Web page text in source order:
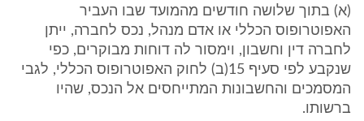
(א) בתוך שלושה חודשים מהמועד שבו העביר
האפוטרופוס הכללי או אדם מנהל, נכס לחברה, ייתן
לחברה דין וחשבון, וימסור לה דוחות מבוקרים, כפי
שנקבע לפי סעיף 15(ב) לחוק האפוטרופוס הכללי, לגבי
המסמכים והחשבונות המתייחסים אל הנכס, שהיו
ברשותו.